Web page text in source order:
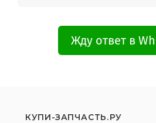
Жду ответ в
КУПИ-ЗАПЧАСТЬ.РУ